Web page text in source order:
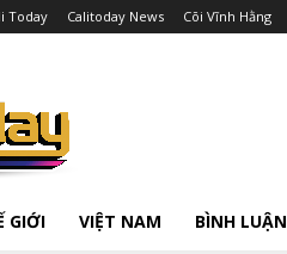
Today Calitoday News Cõi Vĩnh Hằng
GIỚI VIỆT NAM BÌNH LUẬN